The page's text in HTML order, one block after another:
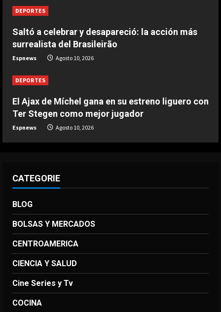
4
2-0: El Porto derrota al Alverca de
Vinicius Jr. con gol de Gabri Veiga
Agosto 10, 2026
gran actuación de Prestianni y su
golazo
Agosto 10, 2026
DEPORTES
Saltó a celebrar y desapareció: la acción más
surrealista del Brasileirão
Espnews Agosto 10, 2026
DEPORTES
El Ajax de Míchel gana en su estreno liguero con
Ter Stegen como mejor jugador
Espnews Agosto 10, 2026
CATEGORIE
BLOG
BOLSAS Y MERCADOS
CENTROAMERICA
CIENCIA Y SALUD
Cine Series y Tv
COCINA